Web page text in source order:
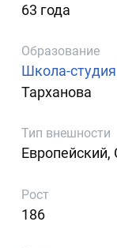
63 года
Образование
Школа-
Тарханова
Тип внешности
Европейский,
Рост
186